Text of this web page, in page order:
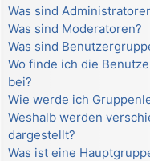
Was sind
Was sind Moderatoren?
Was sind
Wo finde ich die
bei?
Wie werde ich
Weshalb werden
dargestellt?
Was ist eine